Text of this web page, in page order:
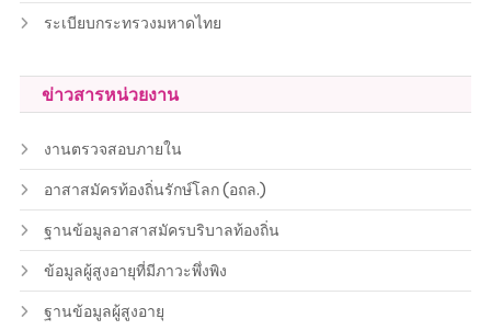
ระเบียบกระทรวงมหาดไทย
ข่าวสารหน่วยงาน
งานตรวจสอบภายใน
อาสาสมัครท้องถิ่นรักษ์โลก (อถล.)
ฐานข้อมูลอาสาสมัครบริบาลท้องถิ่น
ข้อมูลผู้สูงอายุที่มีภาวะพึ่งพิง
ฐานข้อมูลผู้สูงอายุ